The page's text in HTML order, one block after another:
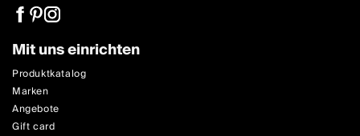
Mit uns einrichten
Produktkatalog
Marken
Angebote
Gift card